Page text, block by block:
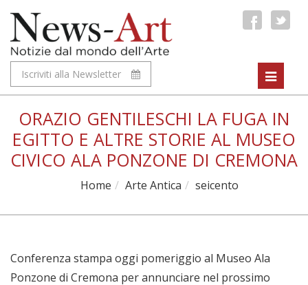
Iscriviti alla Newsletter
Toggle
ORAZIO GENTILESCHI LA FUGA IN
EGITTO E ALTRE STORIE AL MUSEO
CIVICO ALA PONZONE DI CREMONA
Home Arte Antica seicento
Conferenza stampa oggi pomeriggio al Museo Ala
Ponzone di Cremona per annunciare nel prossimo